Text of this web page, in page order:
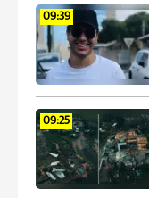
09:39
09:25